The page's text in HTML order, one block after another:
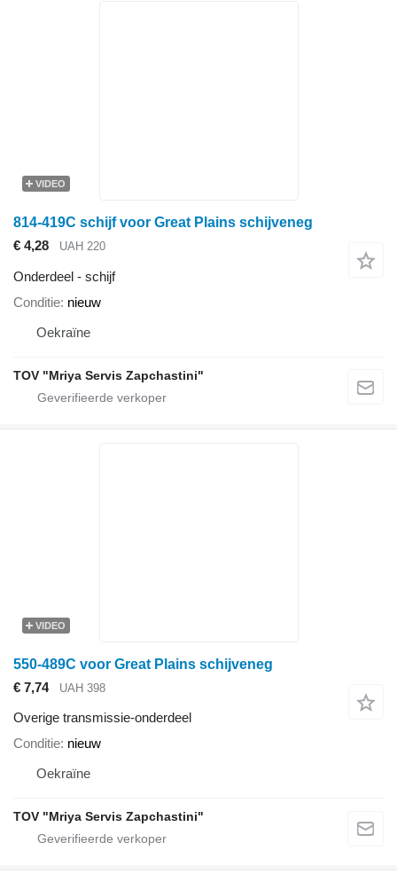
VIDEO
814-419C schijf voor Great Plains schijveneg
€ 4,28
UAH 220
Onderdeel - schijf
Conditie nieuw
Oekraïne
TOV "Mriya Servis Zapchastini"
VIDEO
550-489C voor Great Plains schijveneg
€ 7,74
UAH 398
Overige transmissie-onderdeel
Conditie nieuw
Oekraïne
TOV "Mriya Servis Zapchastini"